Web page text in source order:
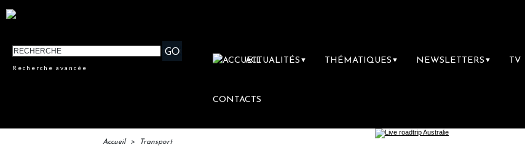
Recherche avancée
ACTUALITÉS ▼ THÉMATIQUES ▼ NEWSLETTERS ▼ TV
CONTACTS
Accueil > Transport